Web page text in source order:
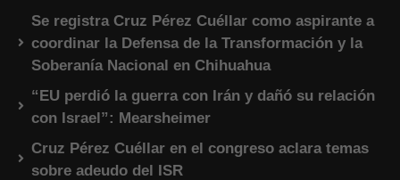
Se registra Cruz Pérez Cuéllar como aspirante a
coordinar la Defensa de la Transformación y la
Soberanía Nacional en Chihuahua
“EU perdió la guerra con Irán y dañó su relación
con Israel”: Mearsheimer
Cruz Pérez Cuéllar en el congreso aclara temas
sobre adeudo del ISR